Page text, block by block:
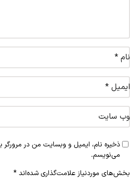
بخش‌های موردنیاز علامت‌گذاری شده‌اند*
نام *
ایمیل *
وب‌ سایت
ذخیره نام، ایمیل و وبسایت من در مرورگر
می‌نویسم.